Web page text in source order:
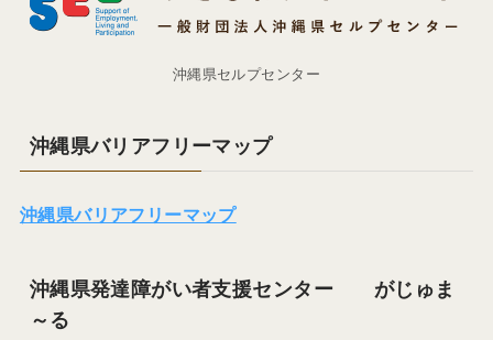
沖縄県セルプセンター
沖縄県バリアフリーマップ
沖縄県バリアフリーマップ
沖縄県発達障がい者支援センター がじゅま
～る